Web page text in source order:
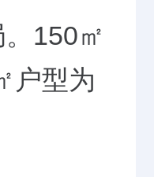
150㎡
户型为